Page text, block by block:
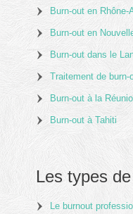
Burn-out en Rhône-
Burn-out en
Burn-out dans le
Traitement de
Burn-out à la
Burn-out à Tahiti
Les types
Le burnout